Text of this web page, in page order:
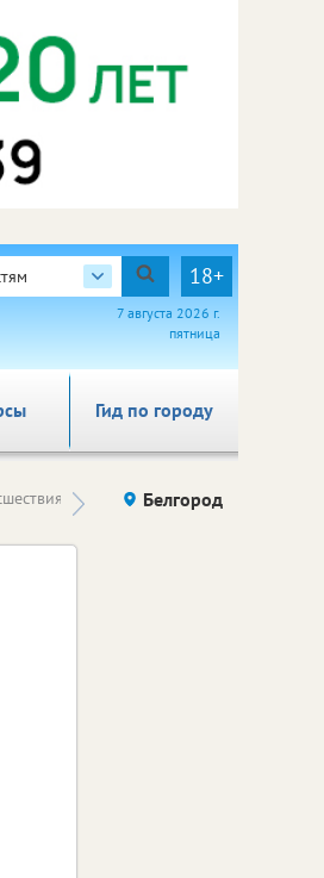
18+
7 августа 2026 г.
пятница
Гид по городу
Здоровье компаний (на
правах
Белгород